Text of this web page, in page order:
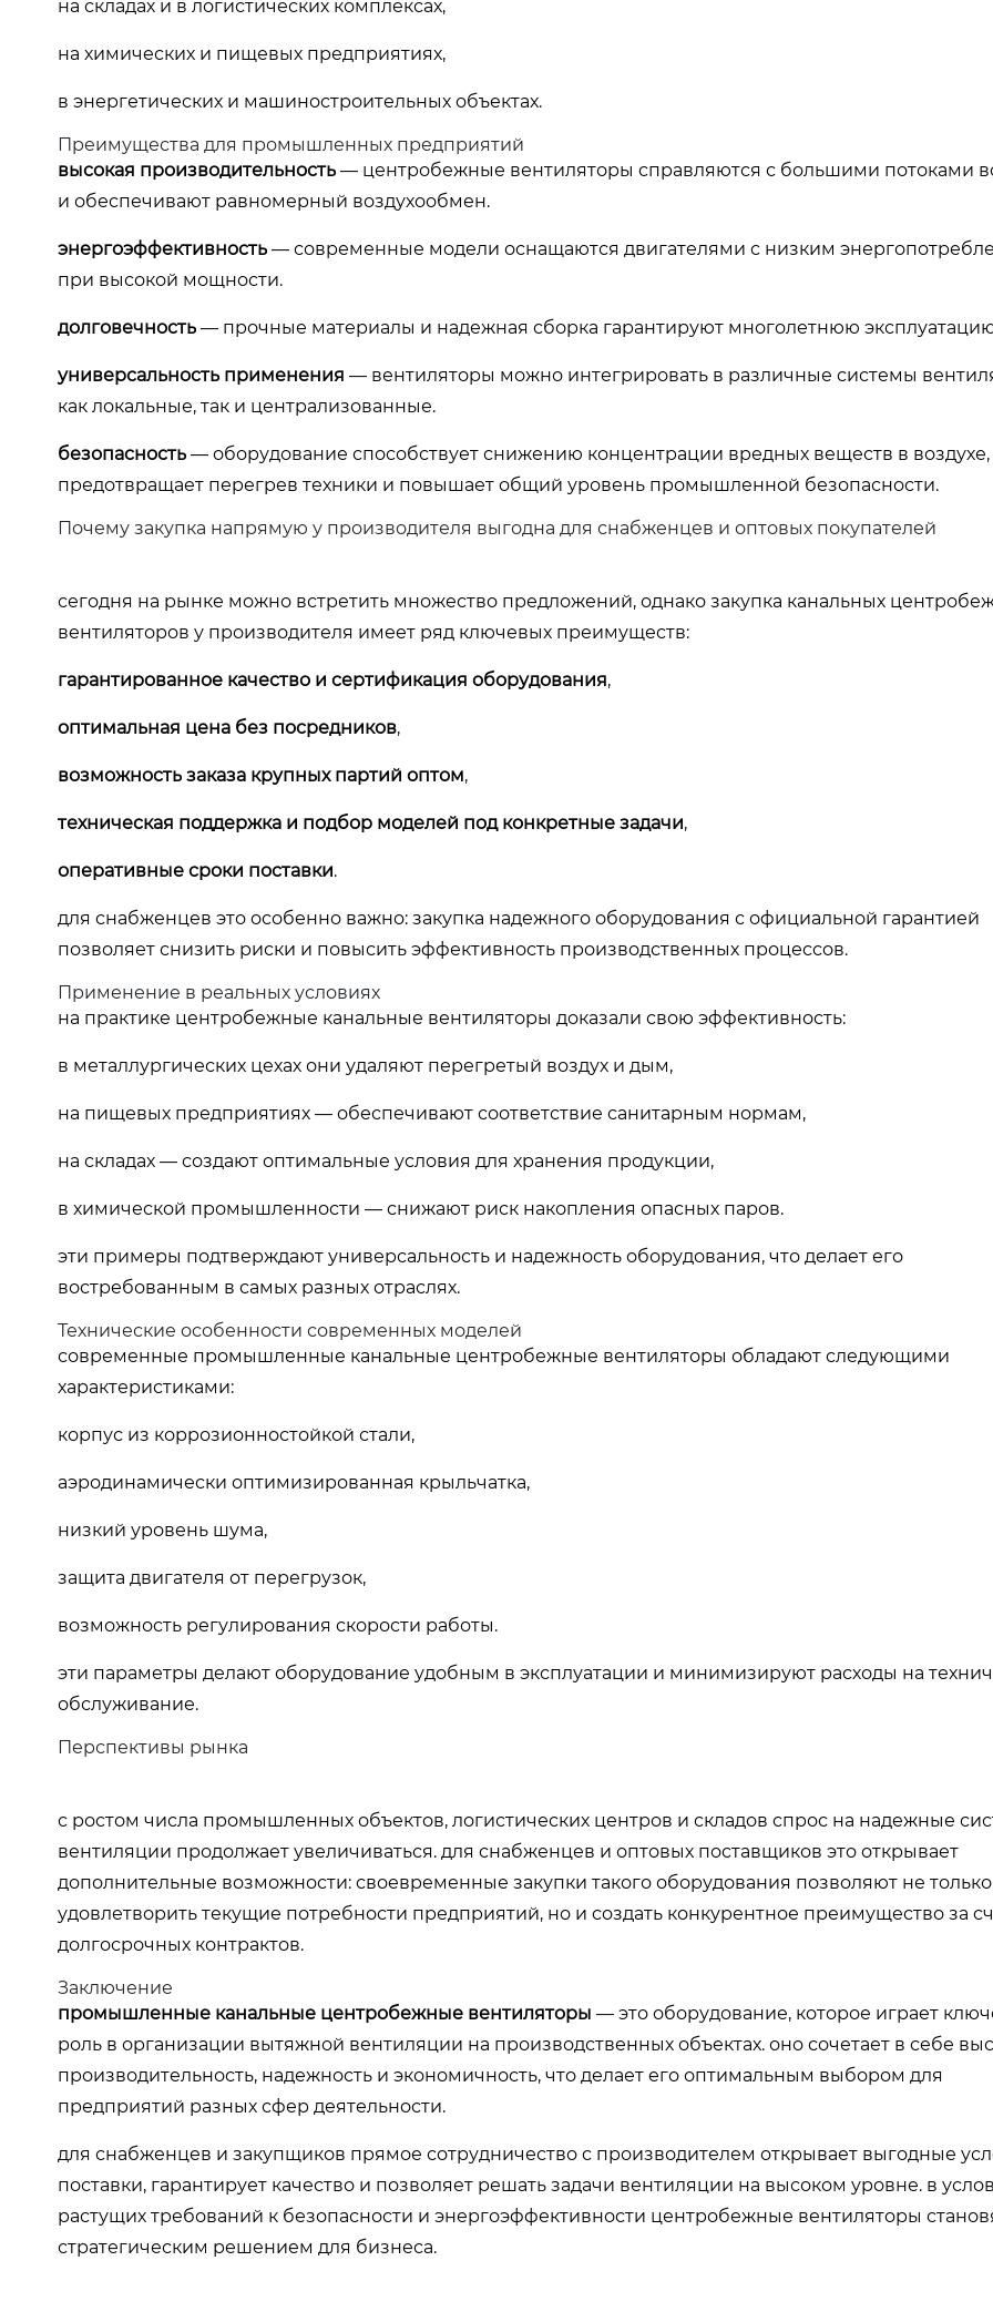
на складах и в логистических комплексах,
на химических и пищевых предприятиях,
в энергетических и машиностроительных объектах.
Преимущества для промышленных предприятий
высокая производительность — центробежные вентиляторы справляются с большими потоками
и обеспечивают равномерный воздухообмен.
энергоэффективность — современные модели оснащаются двигателями с низким
при высокой мощности.
долговечность — прочные материалы и надежная сборка гарантируют многолетнюю
универсальность применения — вентиляторы можно интегрировать в различные системы
как локальные, так и централизованные.
безопасность — оборудование способствует снижению концентрации вредных веществ в воздухе,
предотвращает перегрев техники и повышает общий уровень промышленной безопасности.
Почему закупка напрямую у производителя выгодна для снабженцев и оптовых покупателей
сегодня на рынке можно встретить множество предложений, однако закупка канальных
вентиляторов у производителя имеет ряд ключевых преимуществ:
гарантированное качество и сертификация оборудования,
оптимальная цена без посредников,
возможность заказа крупных партий оптом,
техническая поддержка и подбор моделей под конкретные задачи,
оперативные сроки поставки.
для снабженцев это особенно важно: закупка надежного оборудования с официальной гарантией
позволяет снизить риски и повысить эффективность производственных процессов.
Применение в реальных условиях
на практике центробежные канальные вентиляторы доказали свою эффективность:
в металлургических цехах они удаляют перегретый воздух и дым,
на пищевых предприятиях — обеспечивают соответствие санитарным нормам,
на складах — создают оптимальные условия для хранения продукции,
в химической промышленности — снижают риск накопления опасных паров.
эти примеры подтверждают универсальность и надежность оборудования, что делает его
востребованным в самых разных отраслях.
Технические особенности современных моделей
современные промышленные канальные центробежные вентиляторы обладают следующими
характеристиками:
корпус из коррозионностойкой стали,
аэродинамически оптимизированная крыльчатка,
низкий уровень шума,
защита двигателя от перегрузок,
возможность регулирования скорости работы.
эти параметры делают оборудование удобным в эксплуатации и минимизируют расходы на
обслуживание.
Перспективы рынка
с ростом числа промышленных объектов, логистических центров и складов спрос на надежные
вентиляции продолжает увеличиваться. для снабженцев и оптовых поставщиков это открывает
дополнительные возможности: своевременные закупки такого оборудования позволяют не только
удовлетворить текущие потребности предприятий, но и создать конкурентное преимущество за
долгосрочных контрактов.
Заключение
промышленные канальные центробежные вентиляторы — это оборудование, которое играет
роль в организации вытяжной вентиляции на производственных объектах. оно сочетает в себе
производительность, надежность и экономичность, что делает его оптимальным выбором для
предприятий разных сфер деятельности.
для снабженцев и закупщиков прямое сотрудничество с производителем открывает выгодные
поставки, гарантирует качество и позволяет решать задачи вентиляции на высоком уровне. в
растущих требований к безопасности и энергоэффективности центробежные вентиляторы
стратегическим решением для бизнеса.